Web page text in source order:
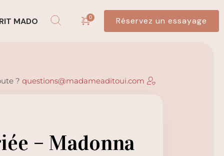
MADO Réservez un essayage
? questions@madameaditoui.com
– Madonna